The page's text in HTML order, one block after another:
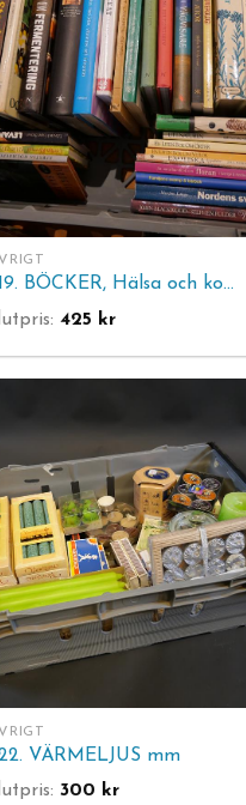
019. BÖCKER, Hälsa och kost mm.
425 kr
VÄRMELJUS mm
300 kr